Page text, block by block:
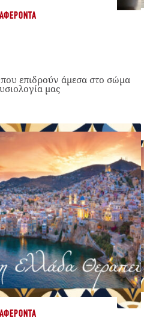
επιδρούν άμεσα στο σώμα
μας